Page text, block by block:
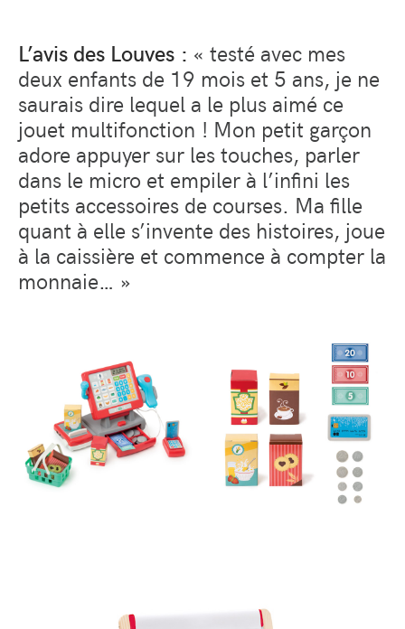
L’avis des Louves : « testé avec mes
deux enfants de 19 mois et 5 ans, je ne
saurais dire lequel a le plus aimé ce
jouet multifonction ! Mon petit garçon
adore appuyer sur les touches, parler
dans le micro et empiler à l’infini les
petits accessoires de courses. Ma fille
quant à elle s’invente des histoires, joue
à la caissière et commence à compter la
monnaie… »